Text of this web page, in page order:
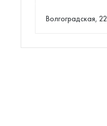
Волгоградская, 22